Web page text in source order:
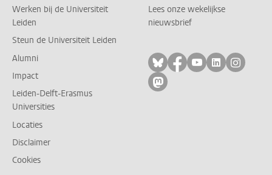
Werken bij de Universiteit
Leiden
Steun de Universiteit Leiden
Alumni
Impact
Leiden-Delft-Erasmus
Universities
Locaties
Disclaimer
Cookies
Lees onze wekelijkse
nieuwsbrief
Volg ons op bluesky
Volg ons op
Volg ons op
Volg ons
Volg
Volg ons op mastodon